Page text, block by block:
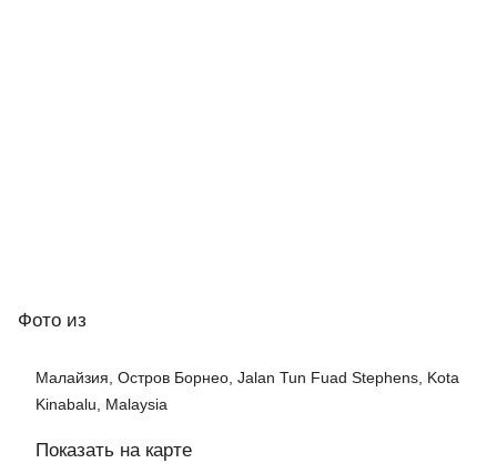
Фото из
Малайзия, Остров Борнео, Jalan Tun Fuad Stephens, Kota
Kinabalu, Malaysia
Показать на карте